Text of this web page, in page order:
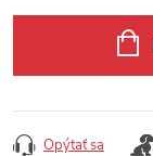
Opýtať sa